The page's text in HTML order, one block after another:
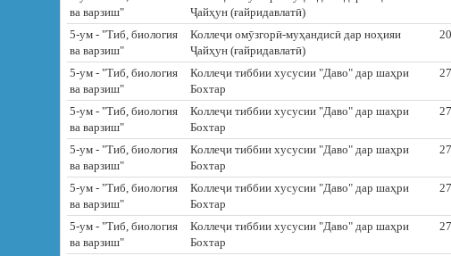
ва варзиш"
Ҷайҳун (ғайридавлатӣ)
5-ум - "Тиб, биология
ва варзиш"
Коллеҷи омӯзгорӣ-муҳандисӣ дар ноҳияи
Ҷайҳун (ғайридавлатӣ)
5-ум - "Тиб, биология
ва варзиш"
Коллеҷи тиббии хусусии "Даво" дар шаҳри
Бохтар
5-ум - "Тиб, биология
ва варзиш"
Коллеҷи тиббии хусусии "Даво" дар шаҳри
Бохтар
5-ум - "Тиб, биология
ва варзиш"
Коллеҷи тиббии хусусии "Даво" дар шаҳри
Бохтар
5-ум - "Тиб, биология
ва варзиш"
Коллеҷи тиббии хусусии "Даво" дар шаҳри
Бохтар
5-ум - "Тиб, биология
ва варзиш"
Коллеҷи тиббии хусусии "Даво" дар шаҳри
Бохтар